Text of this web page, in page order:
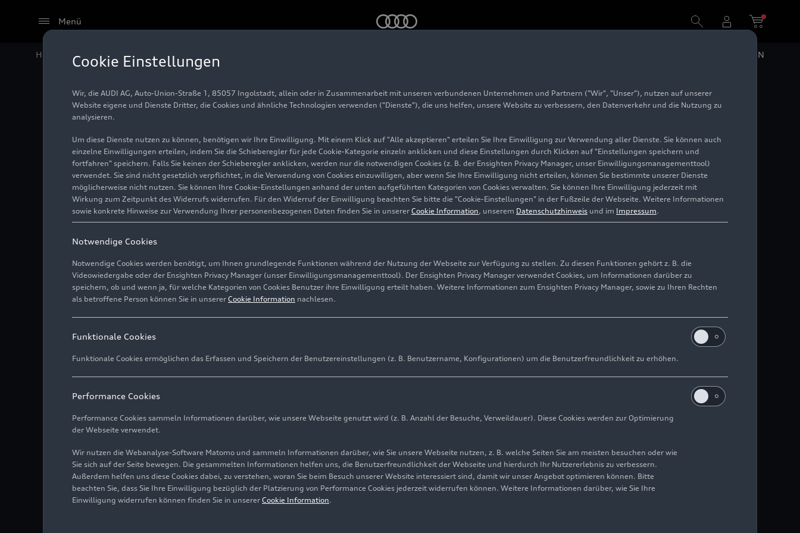
Menü
Home Audi Media Center Fotos EN
Auto Union Lucca
Foto 06.05.2026 Lucca/Ingolstadt
Cookie Einstellungen
Wir, die AUDI AG, Auto-Union-Straße 1, 85057 Ingolstadt, allein oder in Zusammenarbeit mit unseren verbundenen Unternehmen und Partnern ("Wir", "Unser"), nutzen auf unserer
Website eigene und Dienste Dritter, die Cookies und ähnliche Technologien verwenden ("Dienste"), die uns helfen, unsere Website zu verbessern, den Datenverkehr und die Nutzung zu
analysieren.
Um diese Dienste nutzen zu können, benötigen wir Ihre Einwilligung. Mit einem Klick auf "Alle akzeptieren" erteilen Sie Ihre Einwilligung zur Verwendung aller Dienste. Sie können auch
einzelne Einwilligungen erteilen, indem Sie die Schieberegler für jede Cookie-Kategorie einzeln anklicken und diese Einstellungen durch Klicken auf "Einstellungen speichern und
fortfahren" speichern. Falls Sie keinen der Schieberegler anklicken, werden nur die notwendigen Cookies (z. B. der Ensighten Privacy Manager, unser Einwilligungsmanagementtool)
verwendet. Sie sind nicht gesetzlich verpflichtet, in die Verwendung von Cookies einzuwilligen, aber wenn Sie Ihre Einwilligung nicht erteilen, können Sie bestimmte unserer Dienste
möglicherweise nicht nutzen. Sie können Ihre Cookie-Einstellungen anhand der unten aufgeführten Kategorien von Cookies verwalten. Sie können Ihre Einwilligung jederzeit mit
Wirkung zum Zeitpunkt des Widerrufs widerrufen. Für den Widerruf der Einwilligung beachten Sie bitte die "Cookie-Einstellungen" in der Fußzeile der Webseite. Weitere Informationen
sowie konkrete Hinweise zur Verwendung Ihrer personenbezogenen Daten finden Sie in unserer Cookie Information, unserem Datenschutzhinweis und im Impressum.
Notwendige Cookies
Notwendige Cookies werden benötigt, um Ihnen grundlegende Funktionen während der Nutzung der Webseite zur Verfügung zu stellen. Zu diesen Funktionen gehört z. B. die
Videowiedergabe oder der Ensighten Privacy Manager (unser Einwilligungsmanagementtool). Der Ensighten Privacy Manager verwendet Cookies, um Informationen darüber zu
speichern, ob und wenn ja, für welche Kategorien von Cookies Benutzer ihre Einwilligung erteilt haben. Weitere Informationen zum Ensighten Privacy Manager, sowie zu Ihren Rechten
als betroffene Person können Sie in unserer Cookie Information nachlesen.
Funktionale Cookies
Funktionale Cookies ermöglichen das Erfassen und Speichern der Benutzereinstellungen (z. B. Benutzername, Konfigurationen) um die Benutzerfreundlichkeit zu erhöhen.
Performance Cookies
Performance Cookies sammeln Informationen darüber, wie unsere Webseite genutzt wird (z. B. Anzahl der Besuche, Verweildauer). Diese Cookies werden zur Optimierung
der Webseite verwendet.
Wir nutzen die Webanalyse-Software Matomo und sammeln Informationen darüber, wie Sie unsere Webseite nutzen, z. B. welche Seiten Sie am meisten besuchen oder wie
Sie sich auf der Seite bewegen. Die gesammelten Informationen helfen uns, die Benutzerfreundlichkeit der Webseite und hierdurch Ihr Nutzererlebnis zu verbessern.
Außerdem helfen uns diese Cookies dabei, zu verstehen, woran Sie beim Besuch unserer Website interessiert sind, damit wir unser Angebot optimieren können. Bitte
beachten Sie, dass Sie Ihre Einwilligung bezüglich der Platzierung von Performance Cookies jederzeit widerrufen können. Weitere Informationen darüber, wie Sie Ihre
Einwilligung widerrufen können finden Sie in unserer Cookie Information.